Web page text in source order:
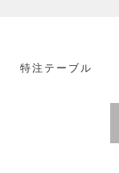
特注テーブル